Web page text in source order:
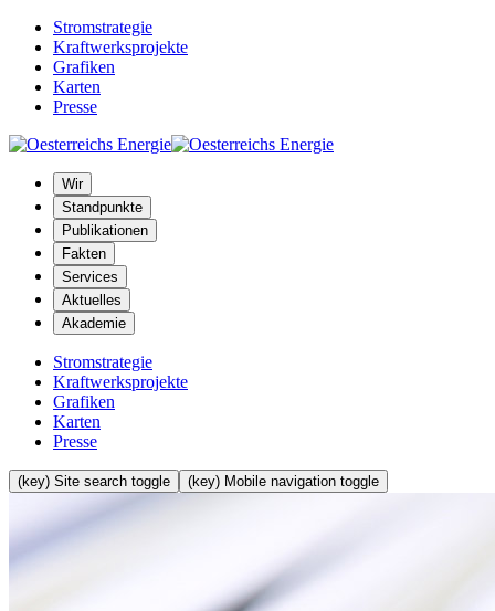
Stromstrategie
Kraftwerksprojekte
Grafiken
Karten
Presse
Wir
Standpunkte
Publikationen
Fakten
Services
Aktuelles
Akademie
Stromstrategie
Kraftwerksprojekte
Grafiken
Karten
Presse
(key) Site search toggle (key) Mobile navigation toggle